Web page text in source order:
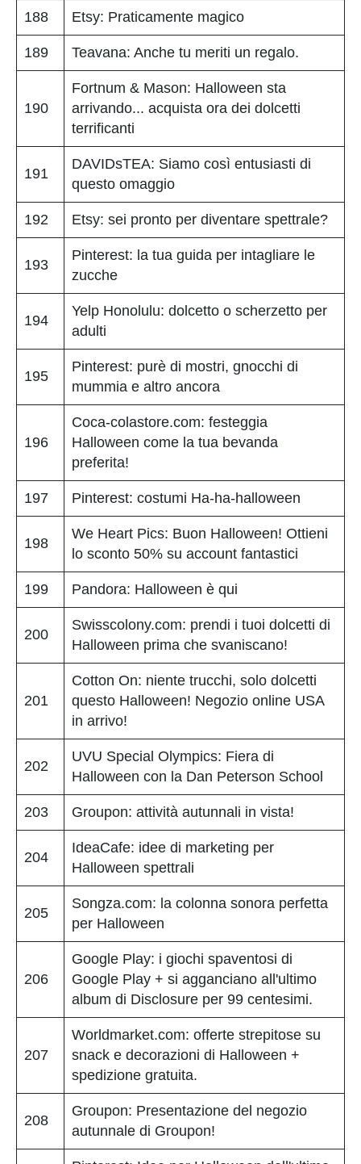
188 Etsy: Praticamente magico
189 Teavana: Anche tu meriti un regalo.
190
Fortnum & Mason: Halloween sta
arrivando... acquista ora dei dolcetti
terrificanti
191
DAVIDsTEA: Siamo così entusiasti di
questo omaggio
192 Etsy: sei pronto per diventare spettrale?
193
Pinterest: la tua guida per intagliare le
zucche
194
Yelp Honolulu: dolcetto o scherzetto per
adulti
195
Pinterest: purè di mostri, gnocchi di
mummia e altro ancora
196
Coca-colastore.com: festeggia
Halloween come la tua bevanda
preferita!
197 Pinterest: costumi Ha-ha-halloween
198
We Heart Pics: Buon Halloween! Ottieni
lo sconto 50% su account fantastici
199 Pandora: Halloween è qui
200
Swisscolony.com: prendi i tuoi dolcetti di
Halloween prima che svaniscano!
201
Cotton On: niente trucchi, solo dolcetti
questo Halloween! Negozio online USA
in arrivo!
202
UVU Special Olympics: Fiera di
Halloween con la Dan Peterson School
203 Groupon: attività autunnali in vista!
204
IdeaCafe: idee di marketing per
Halloween spettrali
205
Songza.com: la colonna sonora perfetta
per Halloween
206
Google Play: i giochi spaventosi di
Google Play + si agganciano all'ultimo
album di Disclosure per 99 centesimi.
207
Worldmarket.com: offerte strepitose su
snack e decorazioni di Halloween +
spedizione gratuita.
208
Groupon: Presentazione del negozio
autunnale di Groupon!